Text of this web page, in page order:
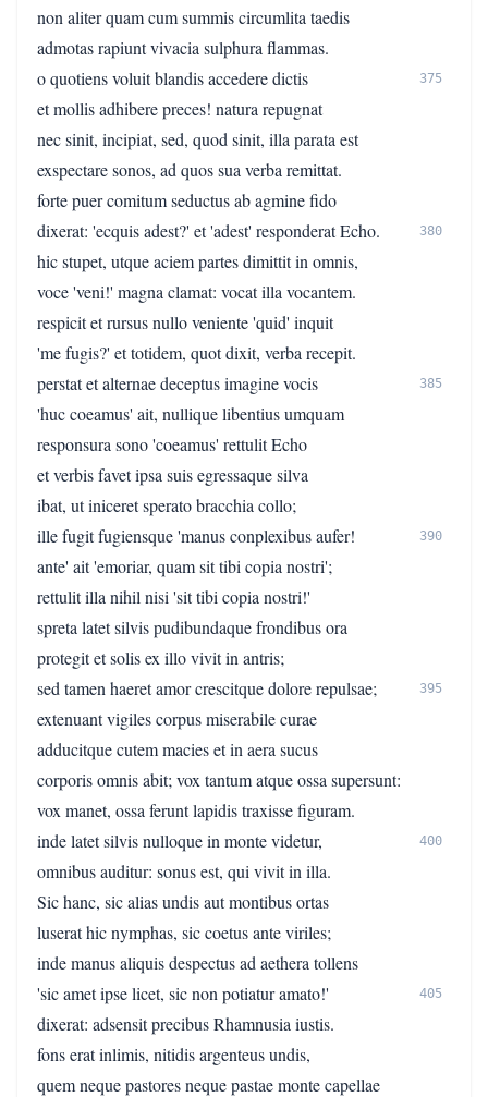
non aliter quam cum summis circumlita taedis
admotas rapiunt vivacia sulphura flammas.
o quotiens voluit blandis accedere dictis
375
et mollis adhibere preces! natura repugnat
nec sinit, incipiat, sed, quod sinit, illa parata est
exspectare sonos, ad quos sua verba remittat.
forte puer comitum seductus ab agmine fido
dixerat: 'ecquis adest?' et 'adest' responderat Echo.
380
hic stupet, utque aciem partes dimittit in omnis,
voce 'veni!' magna clamat: vocat illa vocantem.
respicit et rursus nullo veniente 'quid' inquit
'me fugis?' et totidem, quot dixit, verba recepit.
perstat et alternae deceptus imagine vocis
385
'huc coeamus' ait, nullique libentius umquam
responsura sono 'coeamus' rettulit Echo
et verbis favet ipsa suis egressaque silva
ibat, ut iniceret sperato bracchia collo;
ille fugit fugiensque 'manus conplexibus aufer!
390
ante' ait 'emoriar, quam sit tibi copia nostri';
rettulit illa nihil nisi 'sit tibi copia nostri!'
spreta latet silvis pudibundaque frondibus ora
protegit et solis ex illo vivit in antris;
sed tamen haeret amor crescitque dolore repulsae;
395
extenuant vigiles corpus miserabile curae
adducitque cutem macies et in aera sucus
corporis omnis abit; vox tantum atque ossa supersunt:
vox manet, ossa ferunt lapidis traxisse figuram.
inde latet silvis nulloque in monte videtur,
400
omnibus auditur: sonus est, qui vivit in illa.
Sic hanc, sic alias undis aut montibus ortas
luserat hic nymphas, sic coetus ante viriles;
inde manus aliquis despectus ad aethera tollens
'sic amet ipse licet, sic non potiatur amato!'
405
dixerat: adsensit precibus Rhamnusia iustis.
fons erat inlimis, nitidis argenteus undis,
quem neque pastores neque pastae monte capellae